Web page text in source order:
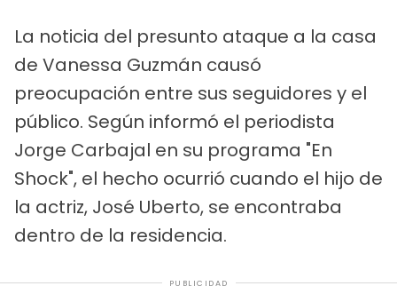
La noticia del presunto ataque a la casa
de Vanessa Guzmán causó
preocupación entre sus seguidores y el
público. Según informó el periodista
Jorge Carbajal en su programa "En
Shock", el hecho ocurrió cuando el hijo de
la actriz, José Uberto, se encontraba
dentro de la residencia.
PUBLICIDAD